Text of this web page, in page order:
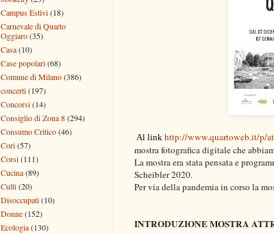
Al link http://www.quartoweb.it/p/
mostra fotografica digitale che
La mostra era stata pensata e
Scheibler 2020.
Per via della pandemia in corso la
INTRODUZIONE MOSTRA
Campus Estivi(18)
Carnevale di Quarto
Oggiaro(35)
Casa(10)
Case popolari(68)
Comune di Milano(386)
concerti(197)
Concorsi(14)
Consiglio di Zona 8(294)
Consumo Critico(46)
Cori(57)
Corsi(111)
Cucina(89)
Culti(20)
Disoccupati(10)
Donne(152)
Ecologia(130)